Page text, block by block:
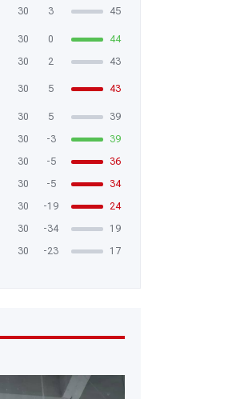
30 3 45
30 0
44
30 2 43
30 5 43
30 5
39
30 -3
39
30 -5
36
30 -5
34
30 -19
24
30 -34
19
30 -23 17